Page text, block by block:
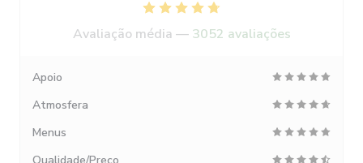
Avaliação média — 3052 avaliações
Apoio
Atmosfera
Menus